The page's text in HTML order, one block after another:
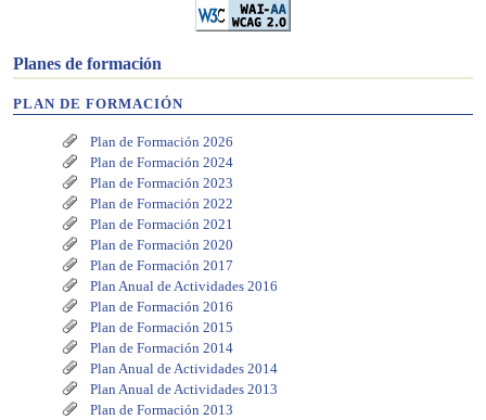
Planes de formación
PLAN DE FORMACIÓN
Plan de Formación 2026
Plan de Formación 2024
Plan de Formación 2023
Plan de Formación 2022
Plan de Formación 2021
Plan de Formación 2020
Plan de Formación 2017
Plan Anual de Actividades 2016
Plan de Formación 2016
Plan de Formación 2015
Plan de Formación 2014
Plan Anual de Actividades 2014
Plan Anual de Actividades 2013
Plan de Formación 2013